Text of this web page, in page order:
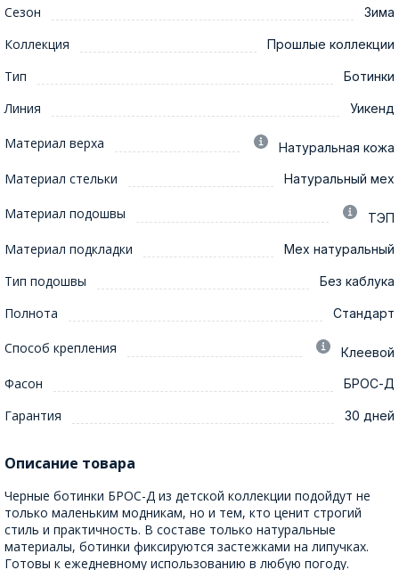
Сезон Зима
Коллекция Прошлые коллекции
Тип Ботинки
Линия Уикенд
Материал верха Натуральная кожа
Материал стельки Натуральный мех
Материал подошвы ТЭП
Материал подкладки Мех натуральный
Тип подошвы Без каблука
Полнота Стандарт
Способ крепления Клеевой
Фасон БРОС-Д
Гарантия 30 дней
Описание товара
Черные ботинки БРОС-Д из детской коллекции подойдут не
только маленьким модникам, но и тем, кто ценит строгий
стиль и практичность. В составе только натуральные
материалы, ботинки фиксируются застежками на липучках.
Готовы к ежедневному использованию в любую погоду.